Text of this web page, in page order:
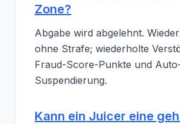
Zone?
Abgabe wird abgelehnt.
ohne Strafe; wiederholte
Fraud-Score-Punkte und
Suspendierung.
Kann ein Juicer eine